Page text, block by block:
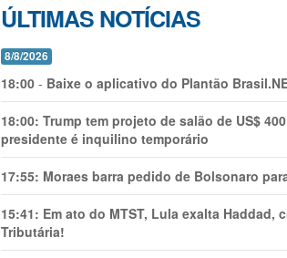
ÚLTIMAS NOTÍCIAS
8/8/2026
18:00 - Baixe o aplicativo do Plantão
18:00: Trump tem projeto de salão de US$
presidente é inquilino temporário
17:55: Moraes barra pedido de Bolsonaro
15:41: Em ato do MTST, Lula exalta Haddad,
Tributária!